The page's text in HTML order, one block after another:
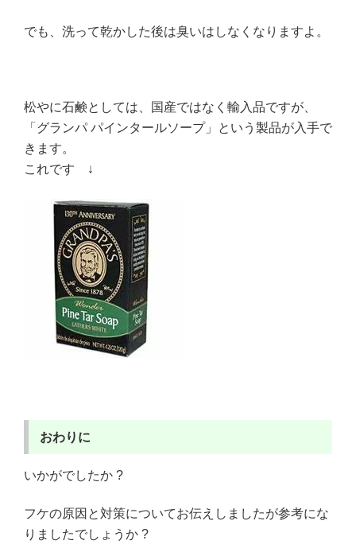
でも、洗って乾かした後は臭いはしなくなりますよ。
松やに石鹸としては、国産ではなく輸入品ですが、
「グランパ パインタールソープ」という製品が入手で
きます。
これです ↓
おわりに
いかがでしたか ?
フケの原因と対策についてお伝えしましたが参考にな
りましたでしょうか ?